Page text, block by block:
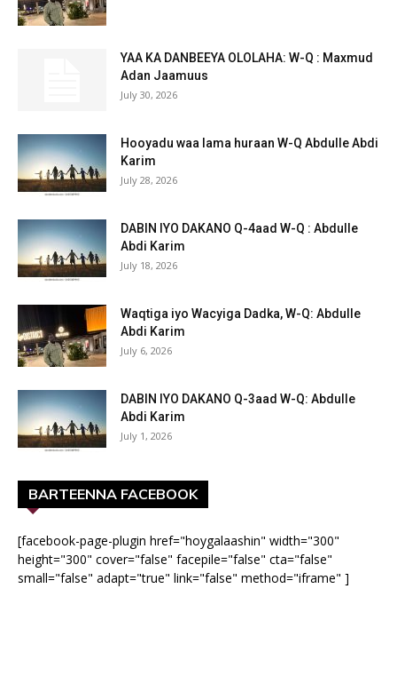
YAA KA DANBEEYA OLOLAHA: W-Q : Maxmud
Adan Jaamuus
July 30, 2026
Hooyadu waa lama huraan W-Q Abdulle Abdi
Karim
July 28, 2026
DABIN IYO DAKANO Q-4aad W-Q : Abdulle
Abdi Karim
July 18, 2026
Waqtiga iyo Wacyiga Dadka, W-Q: Abdulle
Abdi Karim
July 6, 2026
DABIN IYO DAKANO Q-3aad W-Q: Abdulle
Abdi Karim
July 1, 2026
BARTEENNA FACEBOOK
[facebook-page-plugin href="hoygalaashin" width="300"
height="300" cover="false" facepile="false" cta="false"
small="false" adapt="true" link="false" method="iframe" ]